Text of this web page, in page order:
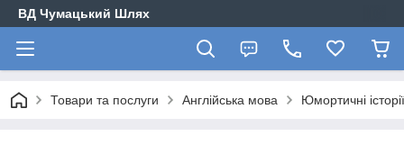
ВД Чумацький Шлях
Товари та послуги Англійська мова Юмортичні